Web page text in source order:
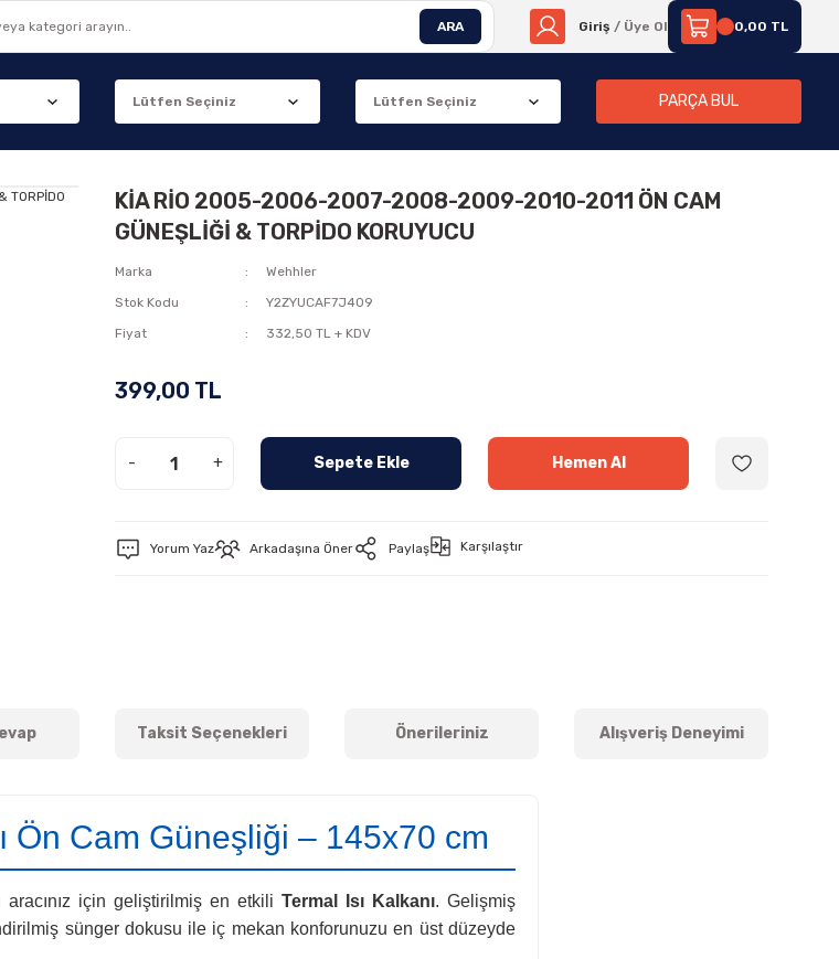
ARA Giriş / Üye Ol 0,00 TL
PARÇA BUL
KİA RİO 2005-2006-2007-2008-2009-2010-2011 ÖN CAM
GÜNEŞLİĞİ & TORPİDO KORUYUCU
Marka
Wehhler
Stok Kodu
Y2ZYUCAF7J409
Fiyat
332,50 TL + KDV
399,00 TL
- + Sepete Ekle Hemen Al
Yorum Yaz Arkadaşına Öner Paylaş Karşılaştır
Taksit Seçenekleri Önerileriniz Alışveriş Deneyimi
Ön Cam Güneşliği – 145x70 cm
aracınız için geliştirilmiş en etkili Termal Isı Kalkanı. Gelişmiş
sünger dokusu ile iç mekan konforunuzu en üst düzeyde